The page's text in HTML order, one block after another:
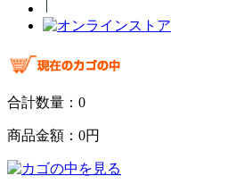
合計数量： 0
商品金額： 0円